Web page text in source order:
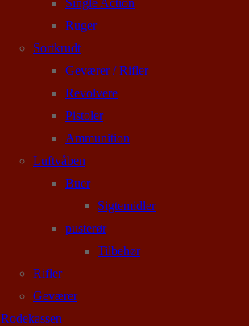
Single Action
Ruger
Sortkrudt
Geværer / Rifler
Revolvere
Pistoler
Ammunition
Luftvåben
Buer
Sigtemidler
pusterør
Tilbehør
Rifler
Geværer
Rodekassen